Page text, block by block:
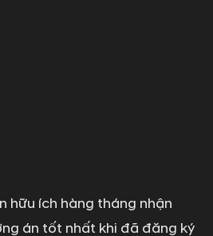
hữu ích hàng tháng nhận
án tốt nhất khi đã đăng ký